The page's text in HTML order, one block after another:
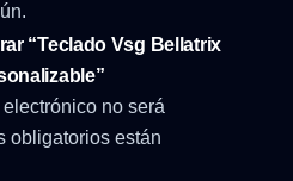
“Teclado Vsg Bellatrix
no será
obligatorios están